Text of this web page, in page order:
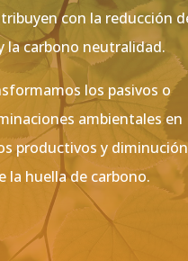
con la reducción
la carbono neutralidad.
los pasivos o
ambientales en
productivos y diminución
la huella de carbono.